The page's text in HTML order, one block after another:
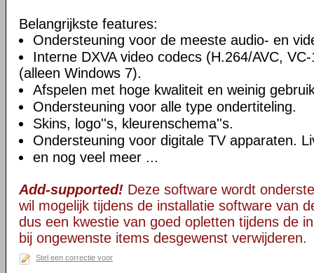
Belangrijkste features:
Ondersteuning voor de meeste audio- en
Interne DXVA video codecs (H.264/AVC,
(alleen Windows 7).
Afspelen met hoge kwaliteit en weinig
Ondersteuning voor alle type ondertiteling.
Skins, logo''s, kleurenschema''s.
Ondersteuning voor digitale TV apparaten.
en nog veel meer ...
Add-supported! Deze software wordt
wil mogelijk tijdens de installatie software van
dus een kwestie van goed opletten tijdens de
bij ongewenste items desgewenst verwijderen.
Stel een correctie voor